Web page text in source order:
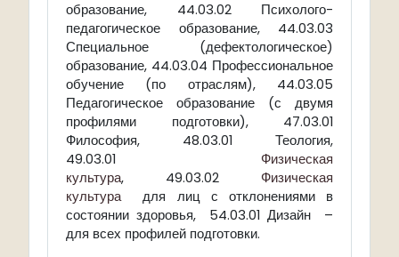
образование, 44.03.02 Психолого-
педагогическое образование, 44.03.03
Специальное (дефектологическое)
образование, 44.03.04 Профессиональное
обучение (по отраслям), 44.03.05
Педагогическое образование (с двумя
профилями подготовки), 47.03.01
Философия, 48.03.01 Теология,
49.03.01 Физическая
культура, 49.03.02 Физическая
культурадля лиц с отклонениями в
состоянии здоровья, 54.03.01 Дизайн –
для всех профилей подготовки.